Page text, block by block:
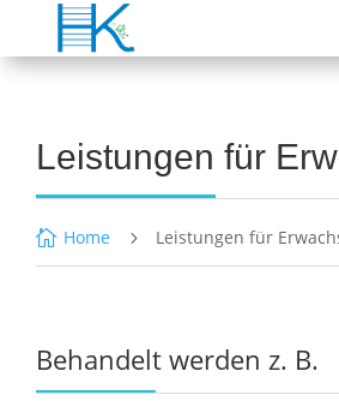
Leistungen für
 Home 5 Leistungen für
Behandelt werden z. B.